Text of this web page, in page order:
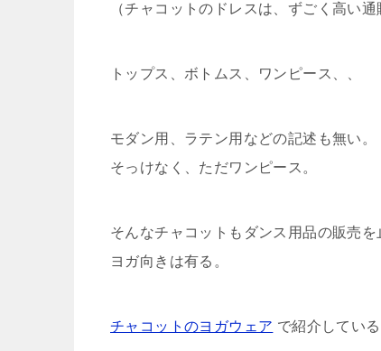
（チャコットのドレスは、ずごく高い
トップス、ボトムス、ワンピース、、
モダン用、ラテン用などの記述も無い。
そっけなく、ただワンピース。
そんなチャコットもダンス用品の販売を
ヨガ向きは有る。
チャコットのヨガウェア で紹介している